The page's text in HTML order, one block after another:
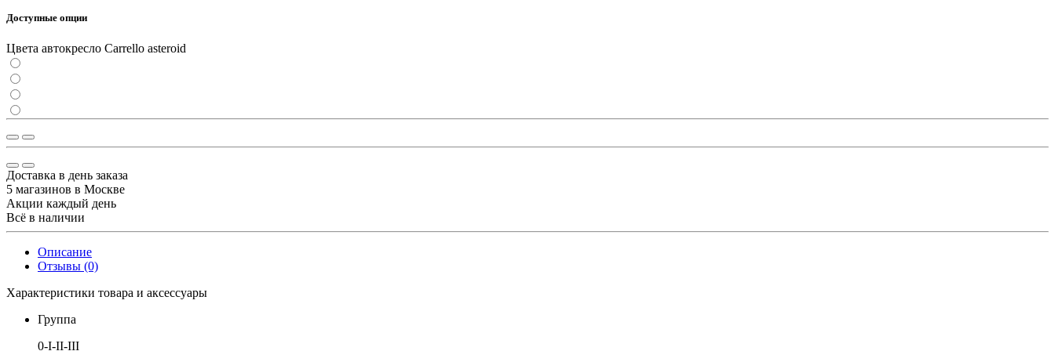
Доступные опции
Цвета автокресло Carrello asteroid
Доставка в день заказа
5 магазинов в Москве
Акции каждый день
Всё в наличии
Описание
Отзывы (0)
Характеристики товара и аксессуары
Группа
0-I-II-III